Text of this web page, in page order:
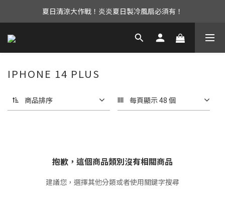
UAG iPhone17 全系列 88折優惠中！
夏日清涼大作戰！炎炎夏日製冷風扇必須有！
立即加入會員享有免運優惠！還有購物金可以領取唷！
IPHONE 14 PLUS
商品排序 每頁顯示 48 個
抱歉，這個商品類別沒有相關商品
建議您，選擇其他分類或者使用關鍵字搜尋